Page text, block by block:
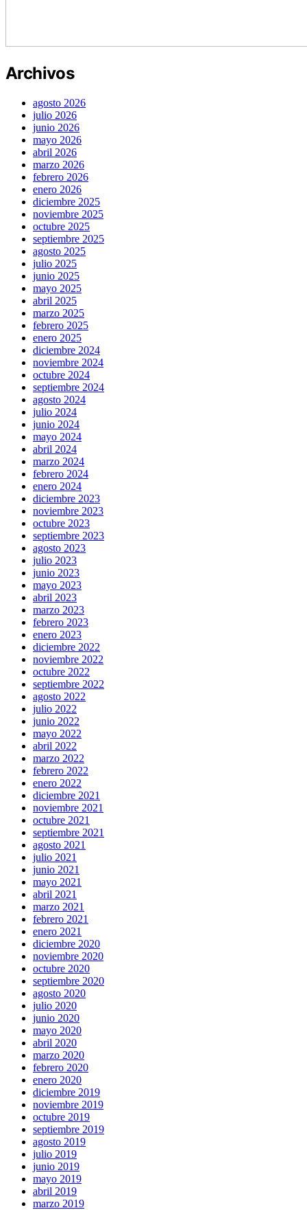
Archivos
agosto 2026
julio 2026
junio 2026
mayo 2026
abril 2026
marzo 2026
febrero 2026
enero 2026
diciembre 2025
noviembre 2025
octubre 2025
septiembre 2025
agosto 2025
julio 2025
junio 2025
mayo 2025
abril 2025
marzo 2025
febrero 2025
enero 2025
diciembre 2024
noviembre 2024
octubre 2024
septiembre 2024
agosto 2024
julio 2024
junio 2024
mayo 2024
abril 2024
marzo 2024
febrero 2024
enero 2024
diciembre 2023
noviembre 2023
octubre 2023
septiembre 2023
agosto 2023
julio 2023
junio 2023
mayo 2023
abril 2023
marzo 2023
febrero 2023
enero 2023
diciembre 2022
noviembre 2022
octubre 2022
septiembre 2022
agosto 2022
julio 2022
junio 2022
mayo 2022
abril 2022
marzo 2022
febrero 2022
enero 2022
diciembre 2021
noviembre 2021
octubre 2021
septiembre 2021
agosto 2021
julio 2021
junio 2021
mayo 2021
abril 2021
marzo 2021
febrero 2021
enero 2021
diciembre 2020
noviembre 2020
octubre 2020
septiembre 2020
agosto 2020
julio 2020
junio 2020
mayo 2020
abril 2020
marzo 2020
febrero 2020
enero 2020
diciembre 2019
noviembre 2019
octubre 2019
septiembre 2019
agosto 2019
julio 2019
junio 2019
mayo 2019
abril 2019
marzo 2019